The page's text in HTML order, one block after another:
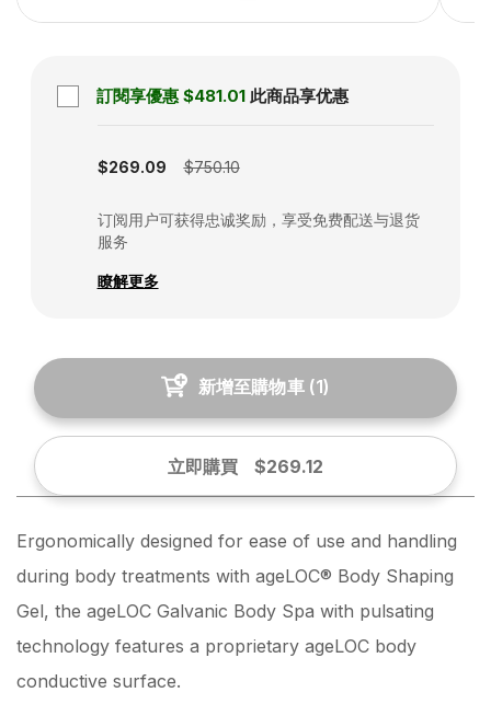
訂閱享優惠 $481.01 此商品享优惠
$269.09 $750.10
订阅用户可获得忠诚奖励，享受免费配送与退货
服务
瞭解更多
新增至購物車(1)
立即購買 $269.12
Ergonomically designed for ease of use and handling
during body treatments with ageLOC® Body Shaping
Gel, the ageLOC Galvanic Body Spa with pulsating
technology features a proprietary ageLOC body
conductive surface.